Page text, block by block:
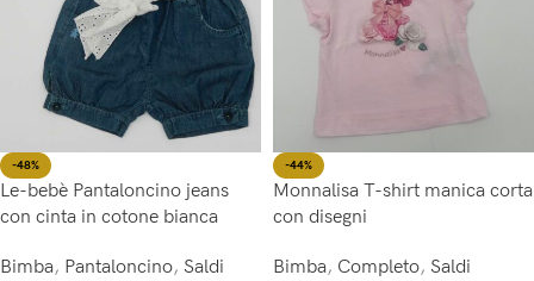
-48%
Le-bebè Pantaloncino jeans
con cinta in cotone bianca
Bimba, Pantaloncino, Saldi
-44%
Monnalisa T-shirt manica corta
con disegni
Bimba, Completo, Saldi